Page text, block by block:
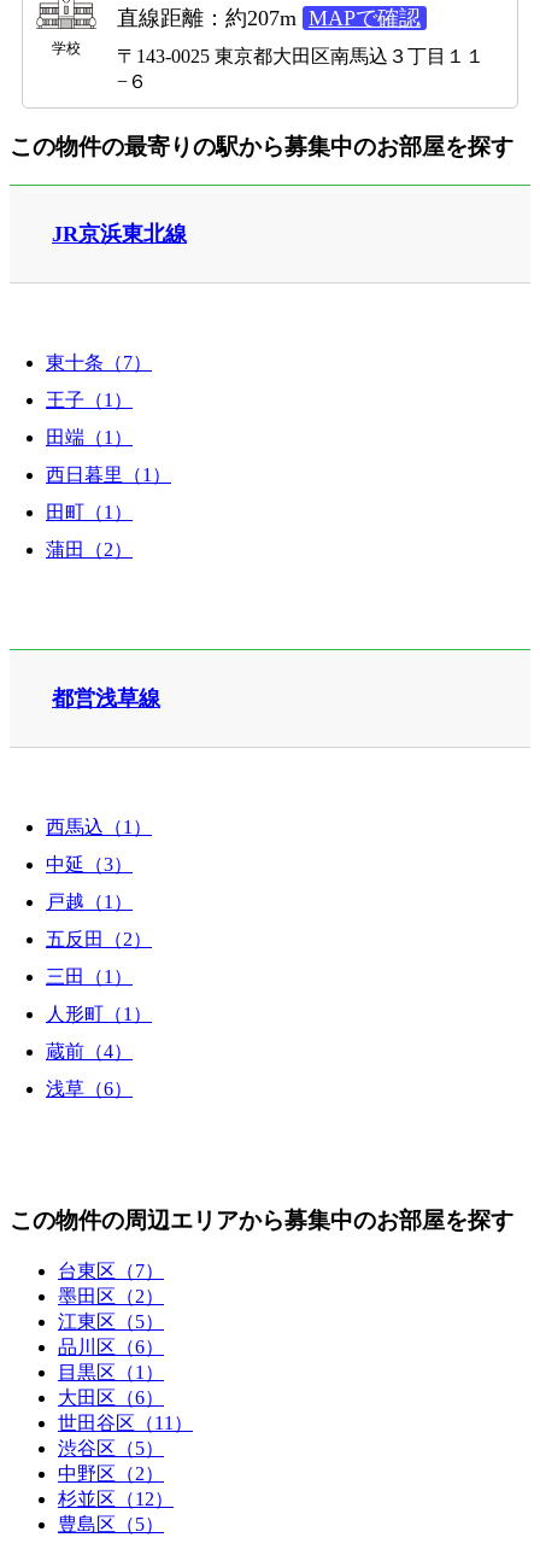
学校
直線距離：約207m MAPで確認
〒143-0025 東京都大田区南馬込３丁目１１
−６
この物件の最寄りの駅から募集中のお部屋を探す
JR京浜東北線
東十条（7）
王子（1）
田端（1）
西日暮里（1）
田町（1）
蒲田（2）
都営浅草線
西馬込（1）
中延（3）
戸越（1）
五反田（2）
三田（1）
人形町（1）
蔵前（4）
浅草（6）
この物件の周辺エリアから募集中のお部屋を探す
台東区（7）
墨田区（2）
江東区（5）
品川区（6）
目黒区（1）
大田区（6）
世田谷区（11）
渋谷区（5）
中野区（2）
杉並区（12）
豊島区（5）